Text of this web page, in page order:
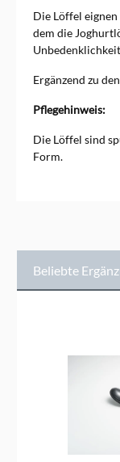
vor allem
und
Löffel in
sind die
Eierlöffel
Eierlöffel,
kosten
Bruchteil
Perlmutt
üblichen
Die Löffel
dem die
Ergänzend zu
Pflegehinweis:
Die Löffel sind
Form.
Beliebte